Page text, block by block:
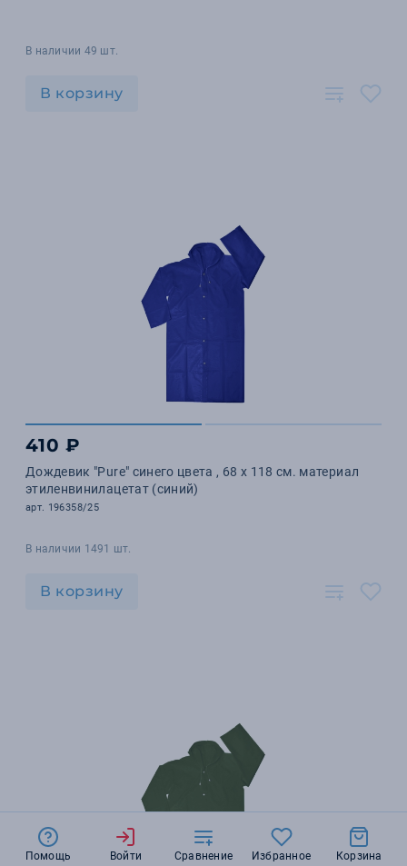
В наличии 49 шт.
В корзину
410 ₽
Дождевик "Pure" синего цвета , 68 х 118 см. материал
этиленвинилацетат (синий)
арт. 196358/25
В наличии 1491 шт.
В корзину
Помощь Войти Сравнение Избранное Корзина